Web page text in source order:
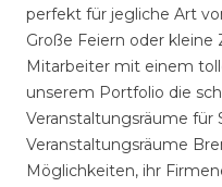
perfekt für jegliche Art
Große Feiern oder
Mitarbeiter mit einem
unserem Portfolio die
Veranstaltungsräume für
Veranstaltungsräume
Möglichkeiten, ihr